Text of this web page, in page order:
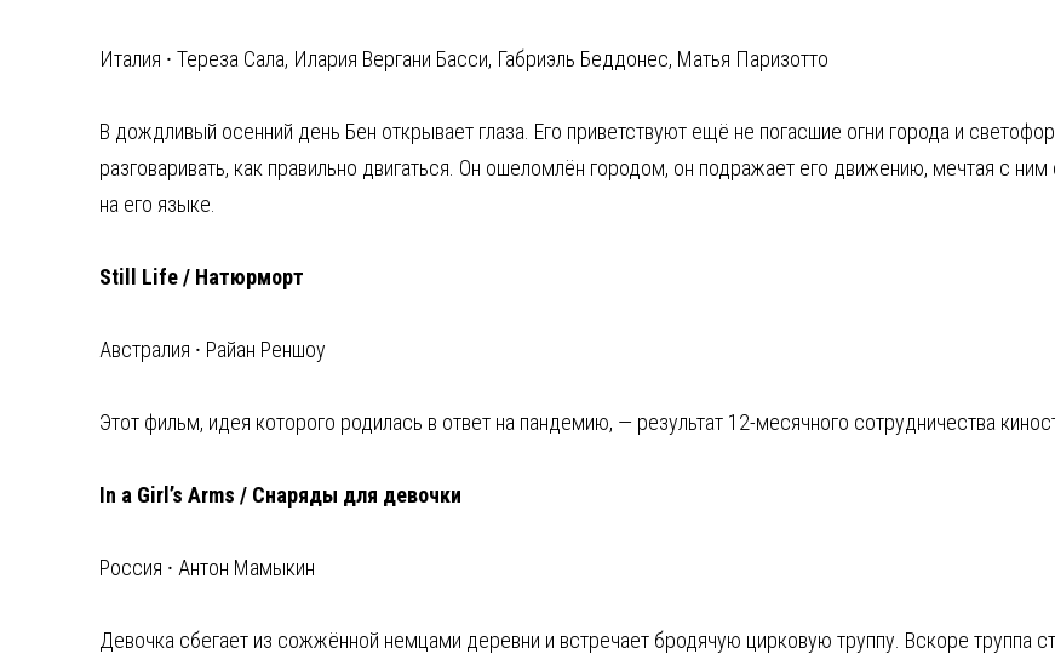
Италия ⸱ Тереза Сала, Илария Вергани Басси, Габриэль Беддонес, Матья Паризотто
В дождливый осенний день Бен открывает глаза. Его приветствуют ещё не погасшие огни города и
разговаривать, как правильно двигаться. Он ошеломлён городом, он подражает его движению, мечтая с
на его языке.
Still Life / Натюрморт
Австралия ⸱ Райан Реншоу
Этот фильм, идея которого родилась в ответ на пандемию, — результат 12-месячного сотрудничества
In a Girl’s Arms / Снаряды для девочки
Россия ⸱ Антон Мамыкин
Девочка сбегает из сожжённой немцами деревни и встречает бродячую цирковую труппу. Вскоре труппа